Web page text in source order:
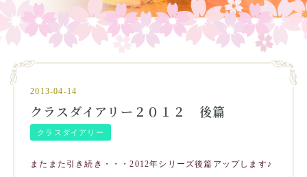
2013-04-14
クラスダイアリー２０１２ 後篇
クラスダイアリー
またまた引き続き・・・2012年シリーズ後篇アップします♪